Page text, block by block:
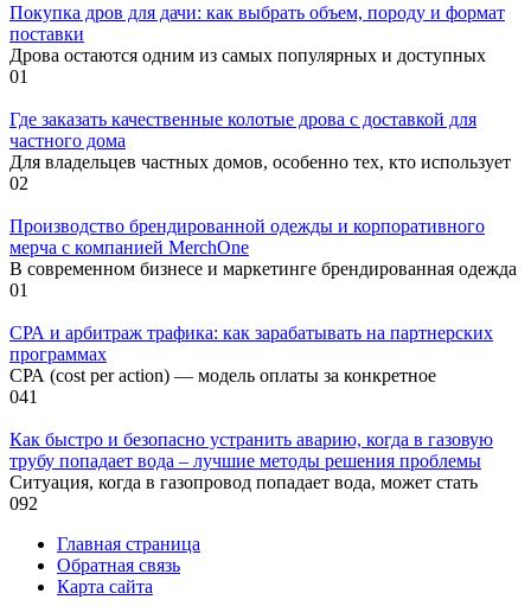
Покупка дров для дачи: как выбрать объем, породу и формат
поставки
Дрова остаются одним из самых популярных и доступных
01
Где заказать качественные колотые дрова с доставкой для
частного дома
Для владельцев частных домов, особенно тех, кто использует
02
Производство брендированной одежды и корпоративного
мерча с компанией MerchOne
В современном бизнесе и маркетинге брендированная одежда
01
СРА и арбитраж трафика: как зарабатывать на партнерских
программах
СРА (cost per action) — модель оплаты за конкретное
041
Как быстро и безопасно устранить аварию, когда в газовую
трубу попадает вода – лучшие методы решения проблемы
Ситуация, когда в газопровод попадает вода, может стать
092
Главная страница
Обратная связь
Карта сайта